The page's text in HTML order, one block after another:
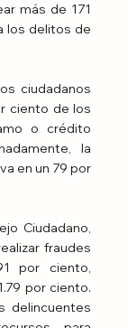
más de 171
los delitos de
ciudadanos
ciento de los
o crédito
la
en un 79 por
Ciudadano,
fraudes
por ciento,
por ciento.
delincuentes